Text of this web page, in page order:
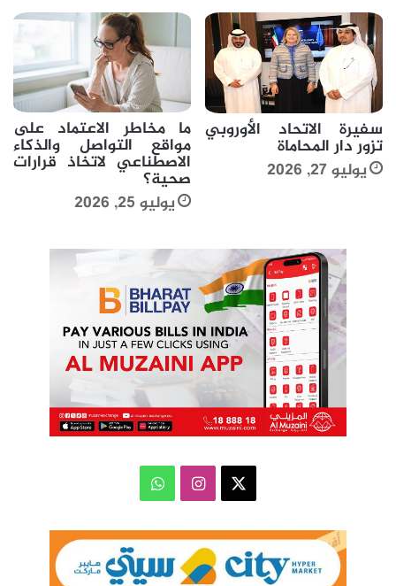
سفيرة الاتحاد الأوروبي
تزور دار المحاماة
يوليو 27, 2026
ما مخاطر الاعتماد على
مواقع التواصل والذكاء
الاصطناعي لاتخاذ قرارات
صحية؟
يوليو 25, 2026
انستقرامواتساب